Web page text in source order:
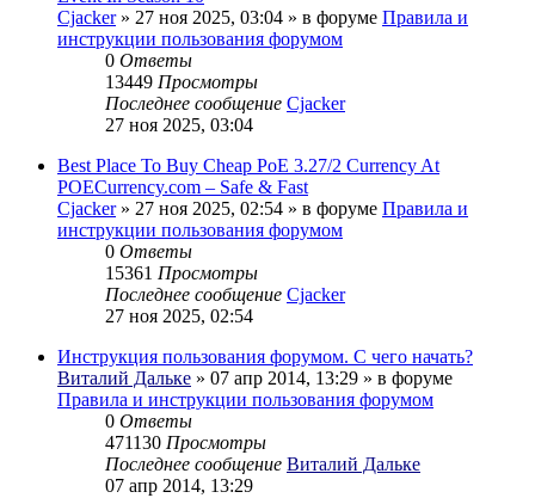
Cjacker» 27 ноя 2025, 03:04 » в форуме Правила и
инструкции пользования форумом
0 Ответы
13449 Просмотры
Последнее сообщение Cjacker
27 ноя 2025, 03:04
Best Place To Buy Cheap PoE 3.27/2 Currency At
POECurrency.com – Safe & Fast
Cjacker» 27 ноя 2025, 02:54 » в форуме Правила и
инструкции пользования форумом
0 Ответы
15361 Просмотры
Последнее сообщение Cjacker
27 ноя 2025, 02:54
Инструкция пользования форумом. С чего начать?
Виталий Дальке » 07 апр 2014, 13:29 » в форуме
Правила и инструкции пользования форумом
0 Ответы
471130 Просмотры
Последнее сообщение Виталий Дальке
07 апр 2014, 13:29